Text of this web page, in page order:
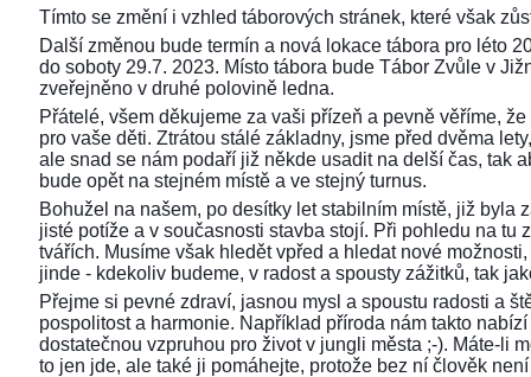
Tímto se změní i vzhled táborových stránek, které však
Další změnou bude termín a nová lokace tábora pro léto
do soboty 29.7. 2023. Místo tábora bude Tábor Zvůle v
zveřejněno v druhé polovině ledna.
Přátelé, všem děkujeme za vaši přízeň a pevně věříme,
pro vaše děti. Ztrátou stálé základny, jsme před dvěma
ale snad se nám podaří již někde usadit na delší čas, tak
bude opět na stejném místě a ve stejný turnus.
Bohužel na našem, po desítky let stabilním místě, již byla
jisté potíže a v současnosti stavba stojí. Při pohledu na tu
tvářích. Musíme však hledět vpřed a hledat nové
jinde - kdekoliv budeme, v radost a spousty zážitků, tak
Přejme si pevné zdraví, jasnou mysl a spoustu radosti a
pospolitost a harmonie. Například příroda nám takto
dostatečnou vzpruhou pro život v jungli města ;-). Máte-li
to jen jde, ale také ji pomáhejte, protože bez ní člověk